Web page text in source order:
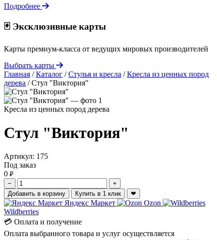
Подробнее
🃏 Эксклюзивные карты
Карты премиум-класса от ведущих мировых производителей
Выбрать карты
Главная / Каталог / Стулья и кресла / Кресла из ценных пород
дерева / Стул "Виктория"
Кресла из ценных пород дерева
Стул "Виктория"
Артикул: 175
Под заказ
0 ₽
−
+
Добавить в корзину
Купить в 1 клик ❤
Яндекс Маркет
Ozon
Wildberries
💳 Оплата и получение
Оплата выбранного товара и услуг осуществляется